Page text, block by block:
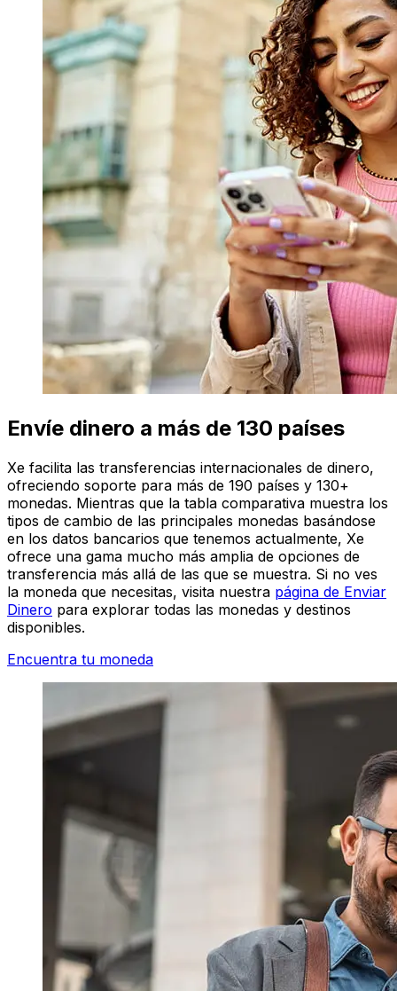
Envíe dinero a más de 130 países
Xe facilita las transferencias internacionales de dinero,
ofreciendo soporte para más de 190 países y 130+
monedas. Mientras que la tabla comparativa muestra los
tipos de cambio de las principales monedas basándose
en los datos bancarios que tenemos actualmente, Xe
ofrece una gama mucho más amplia de opciones de
transferencia más allá de las que se muestra. Si no ves
la moneda que necesitas, visita nuestra página de Enviar
Dinero para explorar todas las monedas y destinos
disponibles.
Encuentra tu moneda